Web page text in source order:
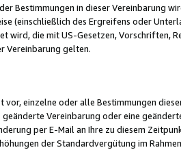
Bestimmungen in dieser Vereinbarung
(einschließlich des Ergreifens oder
wird, die mit US-Gesetzen, Vorschriften,
Vereinbarung gelten.
vor, einzelne oder alle Bestimmungen
Vereinbarung oder eine
per E-Mail an Ihre zu diesem
der Standardvergütung im